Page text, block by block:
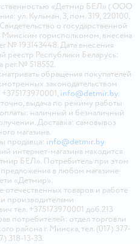
«Детмир БЕЛ» ( ООО
ул. Кульман, 3, пом. 319, 220100,
о государственной
горисполкомом, внесена
193143448. Дата внесения
реестр Республики Беларусь:
рег.№ 518552.
обращения покупателей
законодательством
info@detmir.by.
выдача по режиму работы
наличный и безналичный
Доставка: самовывоз
магазина.
продавца: info@detmir.by
интернет-магазина находится
БЕЛ». Потребитель при этом
предложения в любом магазине
«Детмир».
товаров и работе
производителями
тел. +375173970001 доб.213
потребителей: отдел торговли
района г. Минска, тел. (017) 377-
318-13-33.